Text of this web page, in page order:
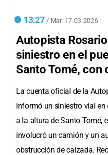
13:27 / Mar. 17.03.2026
Autopista
siniestro en el
Santo Tomé, con
La cuenta oficial de la
informó un siniestro vial en
a la altura de Santo Tomé,
involucró un camión y un
obstrucción de calzada.